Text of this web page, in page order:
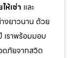
ห้เช่า และ
งยาวนาน ด้วย
เราพร้อมมอบ
ดภัยจากสวิต